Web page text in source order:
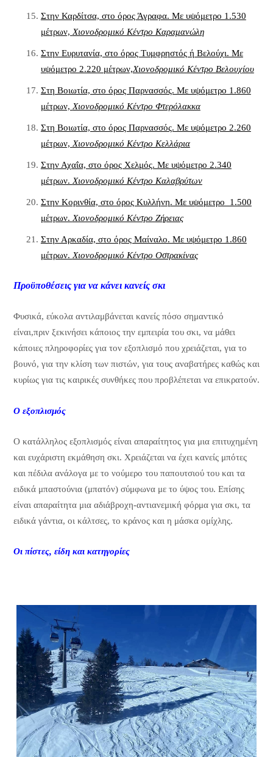
Στην Καρδίτσα, στο όρος Άγραφα. Με υψόμετρο 1.530
μέτρων, Χιονοδρομικό Κέντρο Καραμανώλη
Στην Ευρυτανία, στο όρος Τυμφρηστός ή Βελούχι. Με
υψόμετρο 2.220 μέτρων,Χιονοδρομικό Κέντρο Βελουχίου
Στη Βοιωτία, στο όρος Παρνασσός. Με υψόμετρο 1.860
μέτρων, Χιονοδρομικό Κέντρο Φτερόλακκα
Στη Βοιωτία, στο όρος Παρνασσός. Με υψόμετρο 2.260
μέτρων, Χιονοδρομικό Κέντρο Κελλάρια
Στην Αχαΐα, στο όρος Χελμός. Με υψόμετρο 2.340
μέτρων. Χιονοδρομικό Κέντρο Καλαβρύτων
Στην Κορινθία, στο όρος Κυλλήνη. Με υψόμετρο 1.500
μέτρων. Χιονοδρομικό Κέντρο Ζήρειας
Στην Αρκαδία, στο όρος Μαίναλο. Με υψόμετρο 1.860
μέτρων. Χιονοδρομικό Κέντρο Οστρακίνας
Προϋποθέσεις για να κάνει κανείς σκι
Φυσικά, εύκολα αντιλαμβάνεται κανείς πόσο σημαντικό
είναι,πριν ξεκινήσει κάποιος την εμπειρία του σκι, να μάθει
κάποιες πληροφορίες για τον εξοπλισμό που χρειάζεται, για το
βουνό, για την κλίση των πιστών, για τους αναβατήρες καθώς και
κυρίως για τις καιρικές συνθήκες που προβλέπεται να επικρατούν.
Ο εξοπλισμός
Ο κατάλληλος εξοπλισμός είναι απαραίτητος για μια επιτυχημένη
και ευχάριστη εκμάθηση σκι. Χρειάζεται να έχει κανείς μπότες
και πέδιλα ανάλογα με το νούμερο του παπουτσιού του και τα
ειδικά μπαστούνια (μπατόν) σύμφωνα με το ύψος του. Επίσης
είναι απαραίτητα μια αδιάβροχη-αντιανεμική φόρμα για σκι, τα
ειδικά γάντια, οι κάλτσες, το κράνος και η μάσκα ομίχλης.
Οι πίστες, είδη και κατηγορίες